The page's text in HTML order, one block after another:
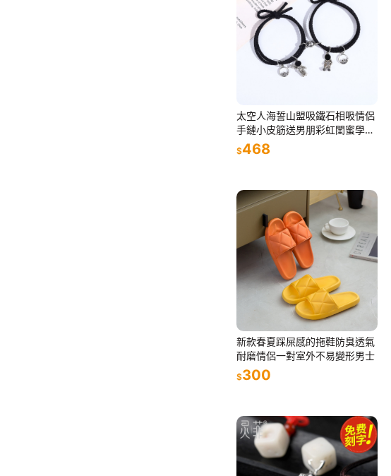
太空人海誓山盟吸鐵石相吸情侶
手鏈小皮筋送男朋彩虹閨蜜學生
禮物
$468
新款春夏踩屎感的拖鞋防臭透氣
耐磨情侶一對室外不易變形男士
$300